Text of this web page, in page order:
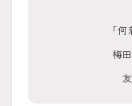
「
梅